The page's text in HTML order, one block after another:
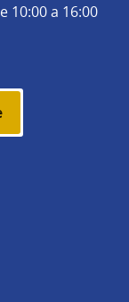
10:00 a 16:00